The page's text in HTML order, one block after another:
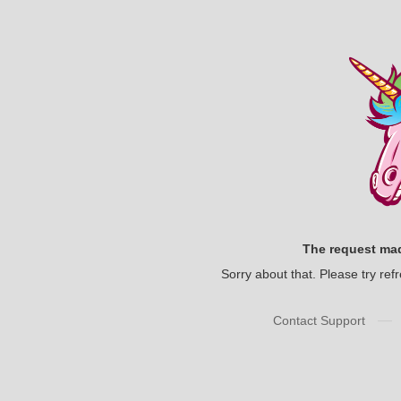
The request
Sorry about that. Please try
Contact Support